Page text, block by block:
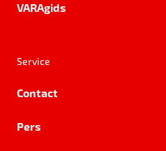
VARAgids
Service
Contact
Pers